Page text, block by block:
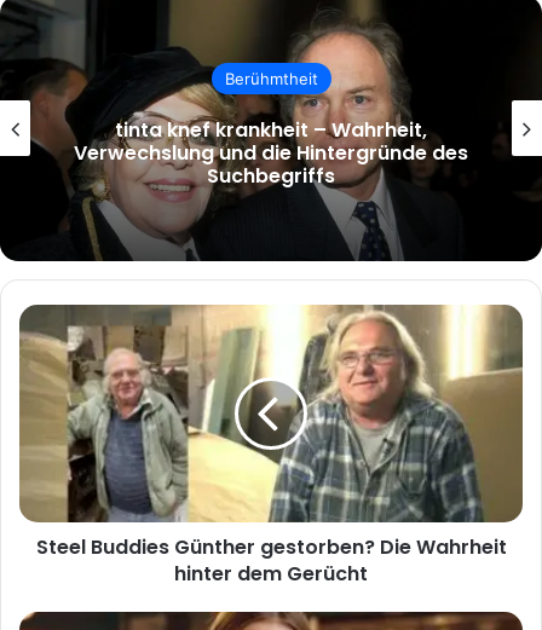
Berühmtheit
tinta knef krankheit – Wahrheit,
Verwechslung und die Hintergründe des
Suchbegriffs
Steel
Buddies
Günther
gestorben?
Wahrheit
dem
Gerücht
Steel Buddies Günther gestorben? Die Wahrheit
hinter dem Gerücht
Günther